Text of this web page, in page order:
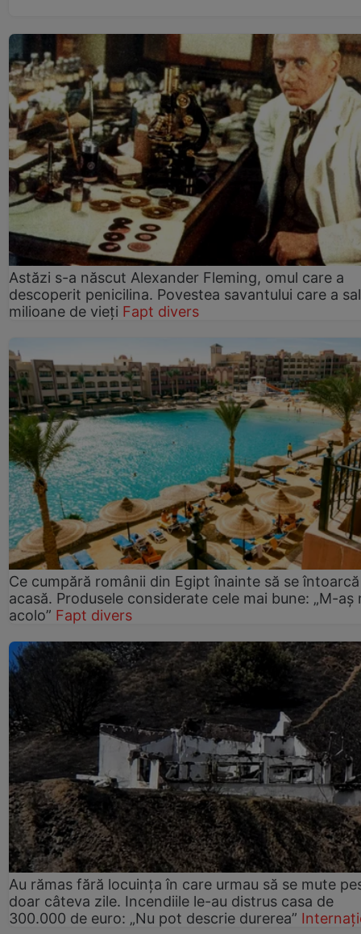
Astăzi s-a născut Alexander Fleming, omul care a
descoperit penicilina. Povestea savantului care a
milioane de vieți Fapt divers
Ce cumpără românii din Egipt înainte să se întoarcă
acasă. Produsele considerate cele mai bune: „M-aș
acolo” Fapt divers
Au rămas fără locuința în care urmau să se mute
doar câteva zile. Incendiile le-au distrus casa de
300.000 de euro: „Nu pot descrie durerea”